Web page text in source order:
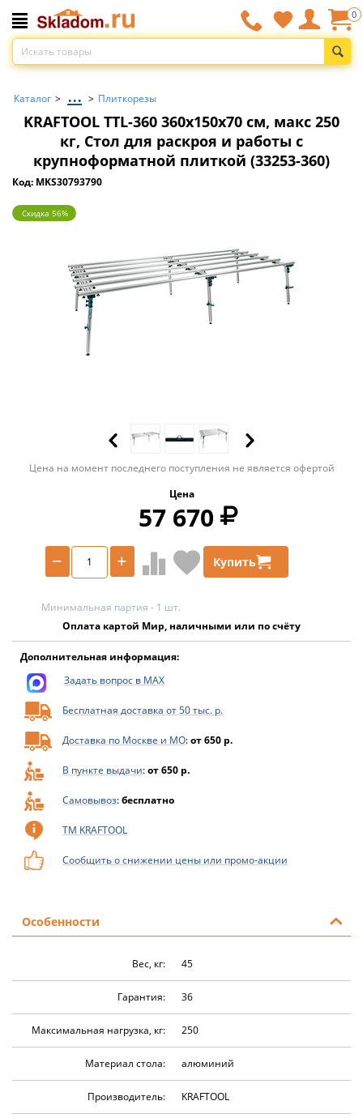
0
Каталог > ... > Плиткорезы
KRAFTOOL TTL-360 360х150х70 см, макс 250
кг, Стол для раскроя и работы с
крупноформатной плиткой (33253-360)
Код: MKS30793790
Скидка 56%
Цена на момент последнего поступления не является офертой
Цена
57 670
+
− Купить
Минимальная партия - 1 шт.
Оплата картой Мир, наличными или по счёту
Дополнительная информация:
Задать вопрос в MAX
Бесплатная доставка от 50 тыс. р.
Доставка по Москве и МО:от 650 р.
В пункте выдачи:от 650 р.
Самовывоз:бесплатно
ТМ KRAFTOOL
Сообщить о снижении цены или промо-акции
Особенности
Вес, кг: 45
Гарантия: 36
Максимальная нагрузка, кг: 250
Материал стола: алюминий
Производитель: KRAFTOOL